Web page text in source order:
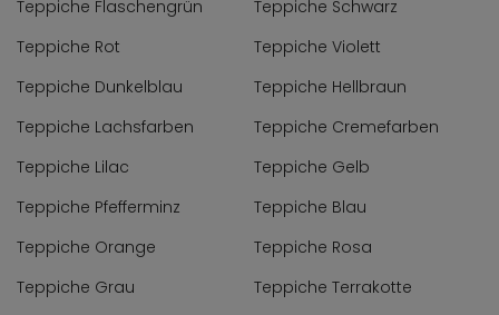
Teppiche Flaschengrün
Teppiche Schwarz
Teppiche Rot
Teppiche Violett
Teppiche Dunkelblau
Teppiche Hellbraun
Teppiche Lachsfarben
Teppiche Cremefarben
Teppiche Lilac
Teppiche Gelb
Teppiche Pfefferminz
Teppiche Blau
Teppiche Orange
Teppiche Rosa
Teppiche Grau
Teppiche Terrakotte